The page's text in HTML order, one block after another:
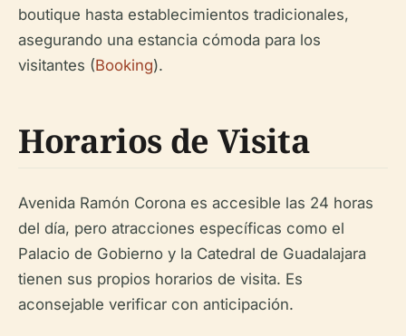
boutique hasta establecimientos tradicionales,
asegurando una estancia cómoda para los
visitantes (Booking).
Horarios de Visita
Avenida Ramón Corona es accesible las 24 horas
del día, pero atracciones específicas como el
Palacio de Gobierno y la Catedral de Guadalajara
tienen sus propios horarios de visita. Es
aconsejable verificar con anticipación.